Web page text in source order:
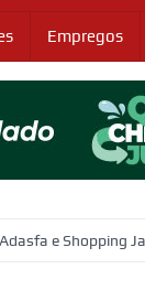
Empregos
Jardins